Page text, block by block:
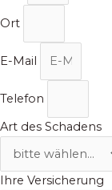
Ort
E-Mail
Telefon
Art des Schadens
Ihre Versicherung